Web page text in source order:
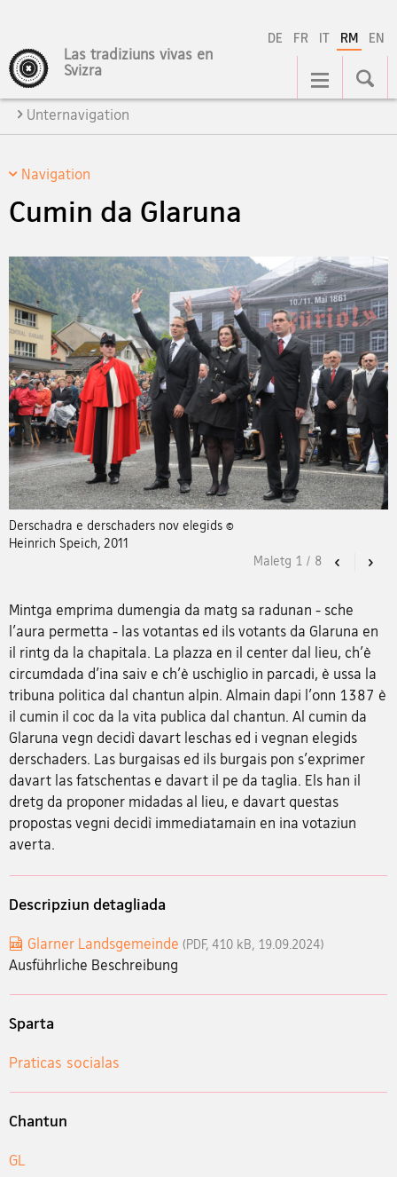
DE FR IT RM EN
Las tradiziuns vivas en
Svizra
Hauptnavigation
Unternavigation
Navigation
Cumin da Glaruna
Derschadra e derschaders nov elegids ©
Heinrich Speich, 2011
Previous
Maletg 1 / 8
Mintga emprima dumengia da matg sa radunan - sche
l'aura permetta - las votantas ed ils votants da Glaruna en
il rintg da la chapitala. La plazza en il center dal lieu, ch'è
circumdada d'ina saiv e ch'è uschiglio in parcadi, è ussa la
tribuna politica dal chantun alpin. Almain dapi l'onn 1387 è
il cumin il coc da la vita publica dal chantun. Al cumin da
Glaruna vegn decidì davart leschas ed i vegnan elegids
derschaders. Las burgaisas ed ils burgais pon s'exprimer
davart las fatschentas e davart il pe da taglia. Els han il
dretg da proponer midadas al lieu, e davart questas
propostas vegni decidì immediatamain en ina votaziun
averta.
Descripziun detagliada
Glarner Landsgemeinde (PDF, 410 kB, 19.09.2024)
Ausführliche Beschreibung
Sparta
Praticas socialas
Chantun
GL